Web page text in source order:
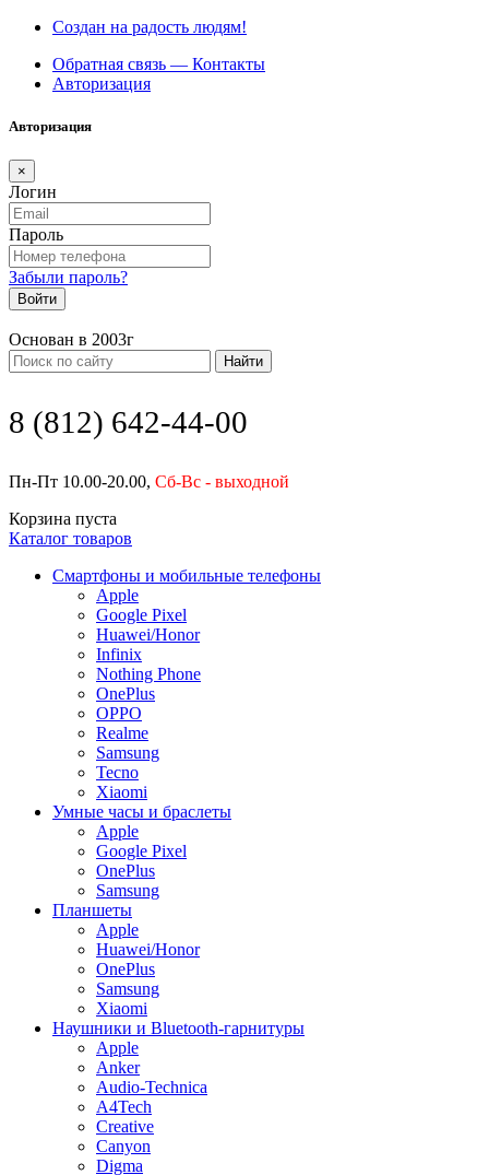
Создан на радость людям!
Обратная связь — Контакты
Авторизация
Авторизация
×
Логин
Пароль
Забыли пароль?
Войти
Основан в 2003г
Найти
8 (812) 642-44-00
Пн-Пт 10.00-20.00, Сб-Вс - выходной
Корзина пуста
Каталог товаров
Смартфоны и мобильные телефоны
Apple
Google Pixel
Huawei/Honor
Infinix
Nothing Phone
OnePlus
OPPO
Realme
Samsung
Tecno
Xiaomi
Умные часы и браслеты
Apple
Google Pixel
OnePlus
Samsung
Планшеты
Apple
Huawei/Honor
OnePlus
Samsung
Xiaomi
Наушники и Bluetooth-гарнитуры
Apple
Anker
Audio-Technica
A4Tech
Creative
Canyon
Digma